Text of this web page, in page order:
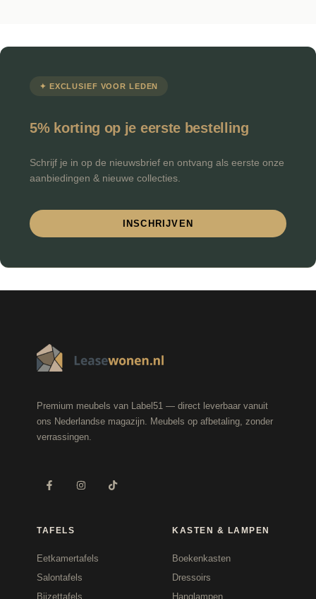
✦ EXCLUSIEF VOOR LEDEN
5% korting op je eerste bestelling
Schrijf je in op de nieuwsbrief en ontvang als eerste onze
aanbiedingen & nieuwe collecties.
INSCHRIJVEN
Premium meubels van Label51 — direct leverbaar vanuit
ons Nederlandse magazijn. Meubels op afbetaling, zonder
verrassingen.
TAFELS
Eetkamertafels
Salontafels
Bijzettafels
KASTEN & LAMPEN
Boekenkasten
Dressoirs
Hanglampen